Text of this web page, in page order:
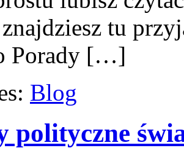
tu
Porady […]
Blog
polityczne